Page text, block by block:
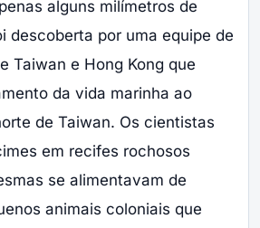
alguns milímetros de
descoberta por uma equipe de
Taiwan e Hong Kong que
da vida marinha ao
de Taiwan. Os cientistas
em recifes rochosos
se alimentavam de
animais coloniais que